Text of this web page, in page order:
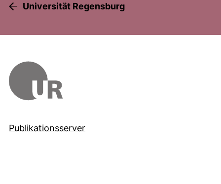
Universität Regensburg
Publikationsserver